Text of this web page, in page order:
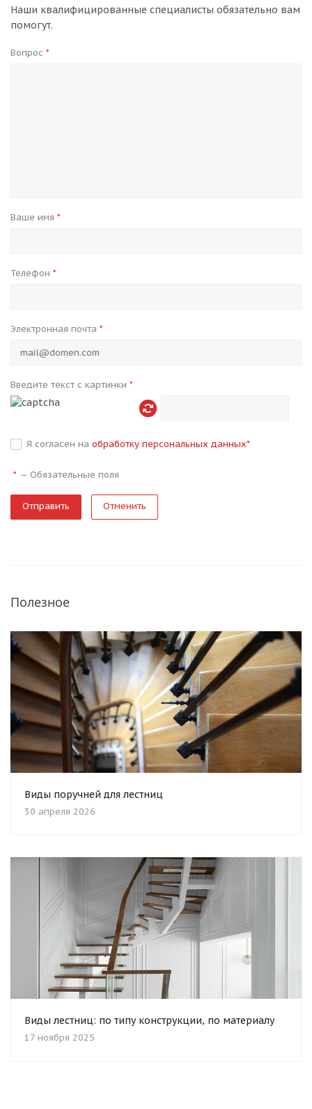
Наши квалифицированные специалисты обязательно вам
помогут.
Вопрос *
Ваше имя *
Телефон *
Электронная почта *
Введите текст с картинки *
Я согласен на обработку персональных данных*
* — Обязательные поля
Отменить
Полезное
Виды поручней для лестниц
30 апреля 2026
Виды лестниц: по типу конструкции, по материалу
17 ноября 2025